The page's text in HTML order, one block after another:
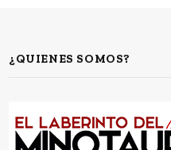
¿QUIENES SOMOS?